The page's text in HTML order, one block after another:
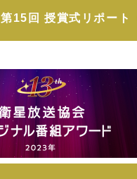
第15回 授賞式リポート